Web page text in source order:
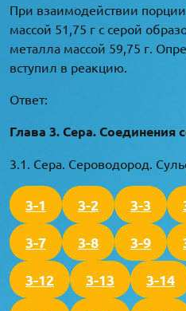
При взаимодействии
массой 51,75 г с серой
металла массой 59,75 г.
вступил в реакцию.
Ответ:
Глава 3. Сера. Соединения
3.1. Сера. Сероводород.
3-1 3-2 3-3
3-7 3-8 3-9
3-12 3-13 3-14